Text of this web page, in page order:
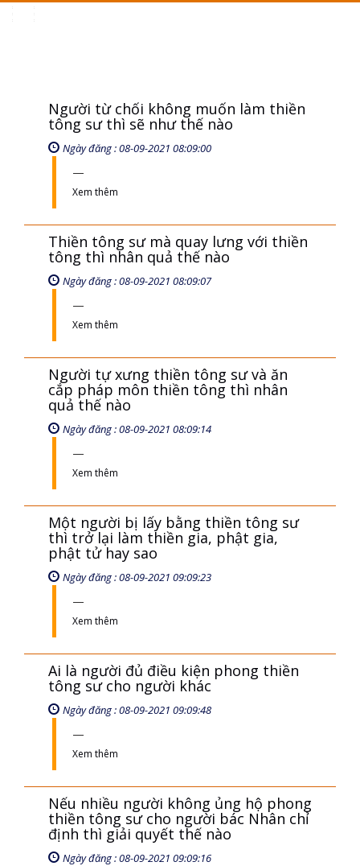
Người từ chối không muốn làm thiền
tông sư thì sẽ như thế nào
Ngày đăng : 08-09-2021 08:09:00
Xem thêm
Thiền tông sư mà quay lưng với thiền
tông thì nhân quả thế nào
Ngày đăng : 08-09-2021 08:09:07
Xem thêm
Người tự xưng thiền tông sư và ăn
cắp pháp môn thiền tông thì nhân
quả thế nào
Ngày đăng : 08-09-2021 08:09:14
Xem thêm
Một người bị lấy bằng thiền tông sư
thì trở lại làm thiền gia, phật gia,
phật tử hay sao
Ngày đăng : 08-09-2021 09:09:23
Xem thêm
Ai là người đủ điều kiện phong thiền
tông sư cho người khác
Ngày đăng : 08-09-2021 09:09:48
Xem thêm
Nếu nhiều người không ủng hộ phong
thiền tông sư cho người bác Nhân chỉ
định thì giải quyết thế nào
Ngày đăng : 08-09-2021 09:09:16